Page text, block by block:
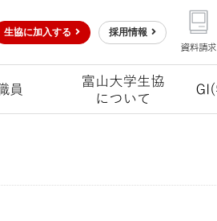
生協に加入する 採用情報